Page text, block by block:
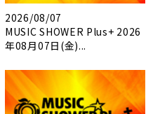
2026/08/07
MUSIC SHOWER Plus+ 2026
年08月07日(金)...